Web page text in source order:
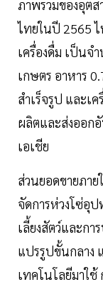
ภาพรวมของอุตส
ไทยในปี 2565
เครื่องดื่ม เป็นจ
เกษตร อาหาร
สำเร็จรูป และเ
ผลิตและส่งออก
เอเชีย
ส่วนยอดขายภาย
จัดการห่วงโซ่อุ
เลี้ยงสัตว์และกา
แปรรูปขั้นกลาง
เทคโนโลยีมาใช้